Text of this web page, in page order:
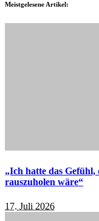
Meistgelesene Artikel:
„Ich hatte das Gefühl,
rauszuholen wäre“
17. Juli 2026